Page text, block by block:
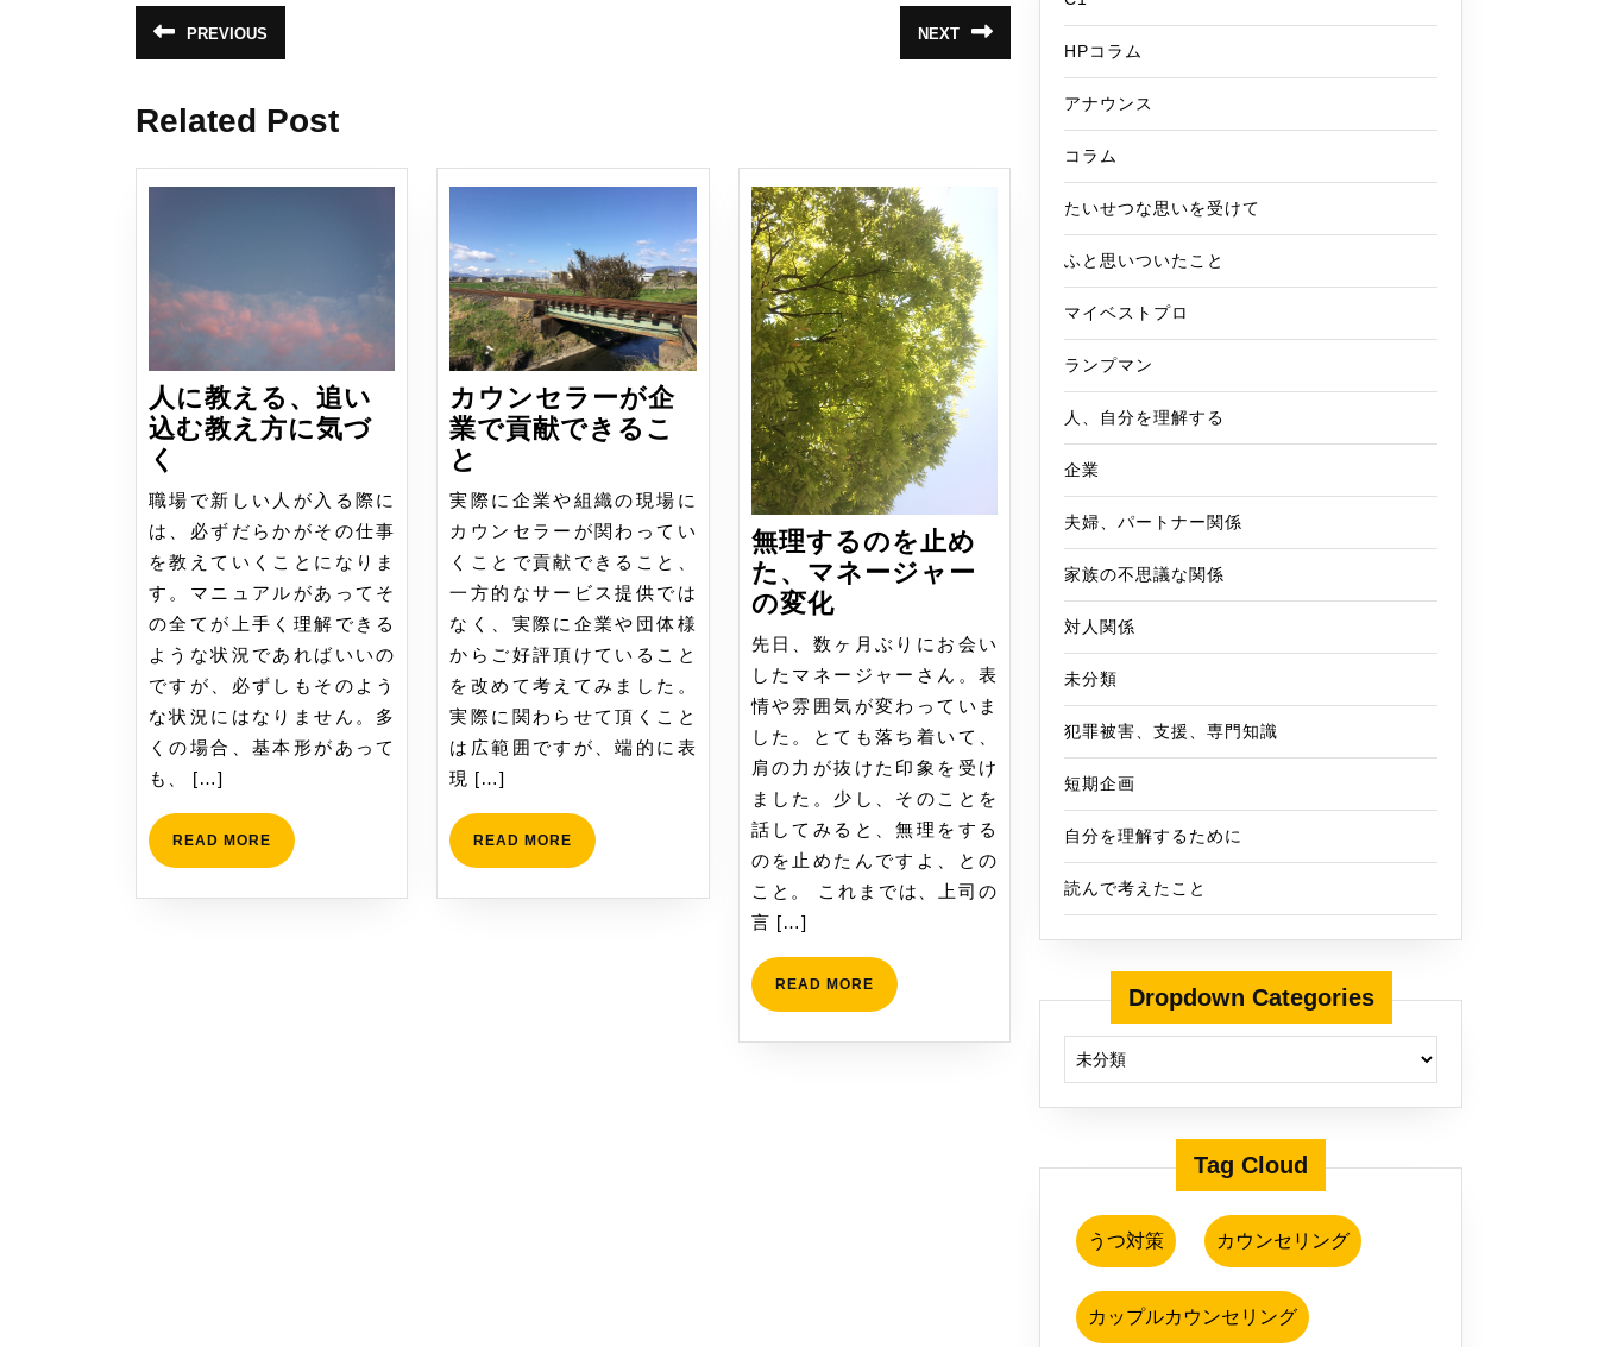
投
稿
ナ
ビ
シ
ョ
ン
PREVIOUS
の
NEXT
の
Related Post
人に教える、追い
込む教え方に気づ
く
に
教
え
る、
追
い
込
む
教
え
に
気
づ
職場で新しい人が入る際に
は、必ずだらかがその仕事
を教えていくことになりま
す。マニュアルがあってそ
の全てが上手く理解できる
ような状況であればいいの
ですが、必ずしもそのよう
な状況にはなりません。多
くの場合、基本形があって
も、 […]
READ MORE READ
MORE
カウンセラーが企
業で貢献できるこ
と
ウ
ン
セ
ラ
ー
が
企
業
で
貢
で
き
る
実際に企業や組織の現場に
カウンセラーが関わってい
くことで貢献できること、
一方的なサービス提供では
なく、実際に企業や団体様
からご好評頂けていること
を改めて考えてみました。
実際に関わらせて頂くこと
は広範囲ですが、端的に表
現 […]
READ MORE READ
MORE
無理するのを止め
た、マネージャー
の変化無
理
す
る
の
を
止
め
た、
マ
ジ
ャ
ー
先日、数ヶ月ぶりにお会い
したマネージャーさん。表
情や雰囲気が変わっていま
した。とても落ち着いて、
肩の力が抜けた印象を受け
ました。少し、そのことを
話してみると、無理をする
のを止めたんですよ、との
こと。 これまでは、上司の
言 […]
READ MOREREAD
MORE
HPコラム
アナウンス
コラム
たいせつな思いを受けて
ふと思いついたこと
マイベストプロ
ランプマン
人、自分を理解する
企業
夫婦、パートナー関係
家族の不思議な関係
対人関係
未分類
犯罪被害、支援、専門知識
短期企画
自分を理解するために
読んで考えたこと
Dropdown Categories
Tag Cloud
うつ対策 カウンセリング
カップルカウンセリング